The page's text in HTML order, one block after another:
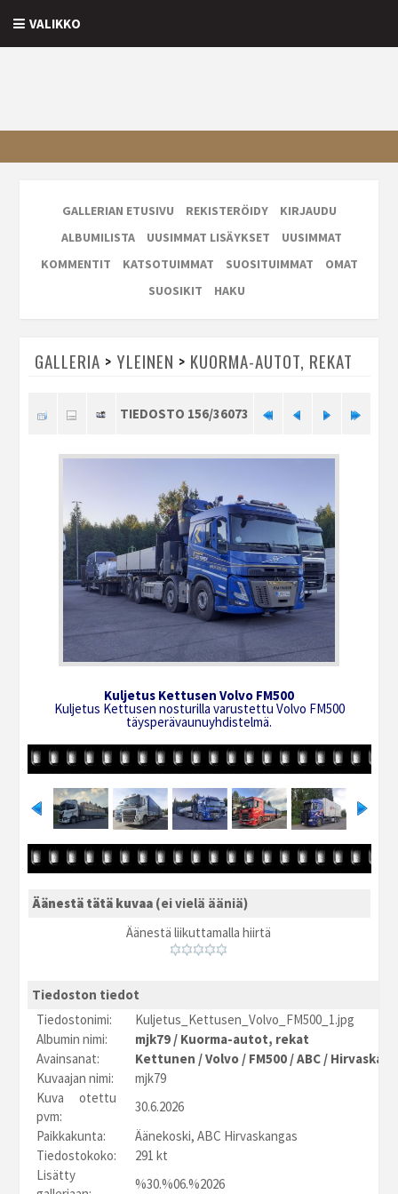
VALIKKO
GALLERIAN ETUSIVU REKISTERÖIDY
KIRJAUDU
ALBUMILISTA
UUSIMMAT LISÄYKSET
UUSIMMAT
KOMMENTIT
KATSOTUIMMAT SUOSITUIMMAT
OMAT
SUOSIKIT
HAKU
GALLERIA > YLEINEN > KUORMA-AUTOT, REKAT
TIEDOSTO 156/36073
Kuljetus Kettusen Volvo FM500
Kuljetus Kettusen nosturilla varustettu Volvo FM500
täysperävaunuyhdistelmä.
Äänestä tätä kuvaa (ei vielä ääniä)
Äänestä liikuttamalla hiirtä
Tiedoston tiedot
Tiedostonimi:
Kuljetus_Kettusen_Volvo_FM500_1.jpg
Albumin nimi:
mjk79 / Kuorma-autot, rekat
Avainsanat:
Kettunen /Volvo / FM500 /ABC /
Kuvaajan nimi:
mjk79
Kuva otettu
pvm:
30.6.2026
Paikkakunta:
Äänekoski, ABC Hirvaskangas
Tiedostokoko:
291 kt
Lisätty
%30.%06.%2026